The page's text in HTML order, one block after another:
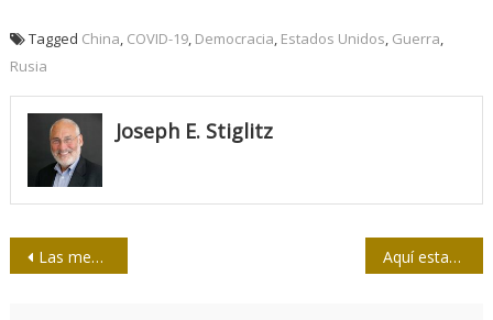
Tagged China COVID-19, Democracia Estados Unidos Guerra
Rusia
Joseph E. Stiglitz
Navegación
Las memorias de Jorge Oller Oller Aquí estamos, desde la UPEC